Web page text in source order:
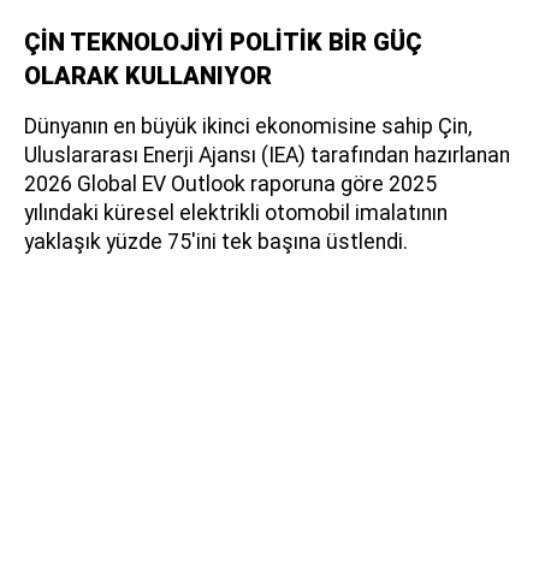
ÇİN TEKNOLOJİYİ POLİTİK BİR GÜÇ
OLARAK KULLANIYOR
Dünyanın en büyük ikinci ekonomisine sahip Çin,
Uluslararası Enerji Ajansı (IEA) tarafından hazırlanan
2026 Global EV Outlook raporuna göre 2025
yılındaki küresel elektrikli otomobil imalatının
yaklaşık yüzde 75'ini tek başına üstlendi.